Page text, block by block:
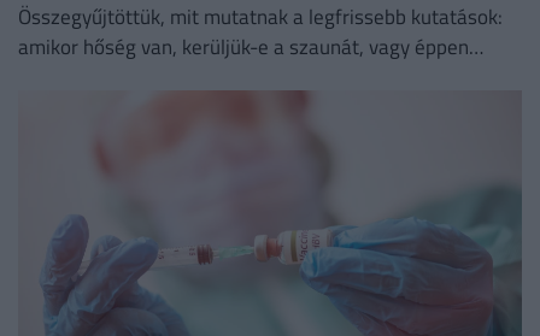
Összegyűjtöttük, mit mutatnak a legfrissebb kutatások:
amikor hőség van, kerüljük-e a szaunát, vagy éppen